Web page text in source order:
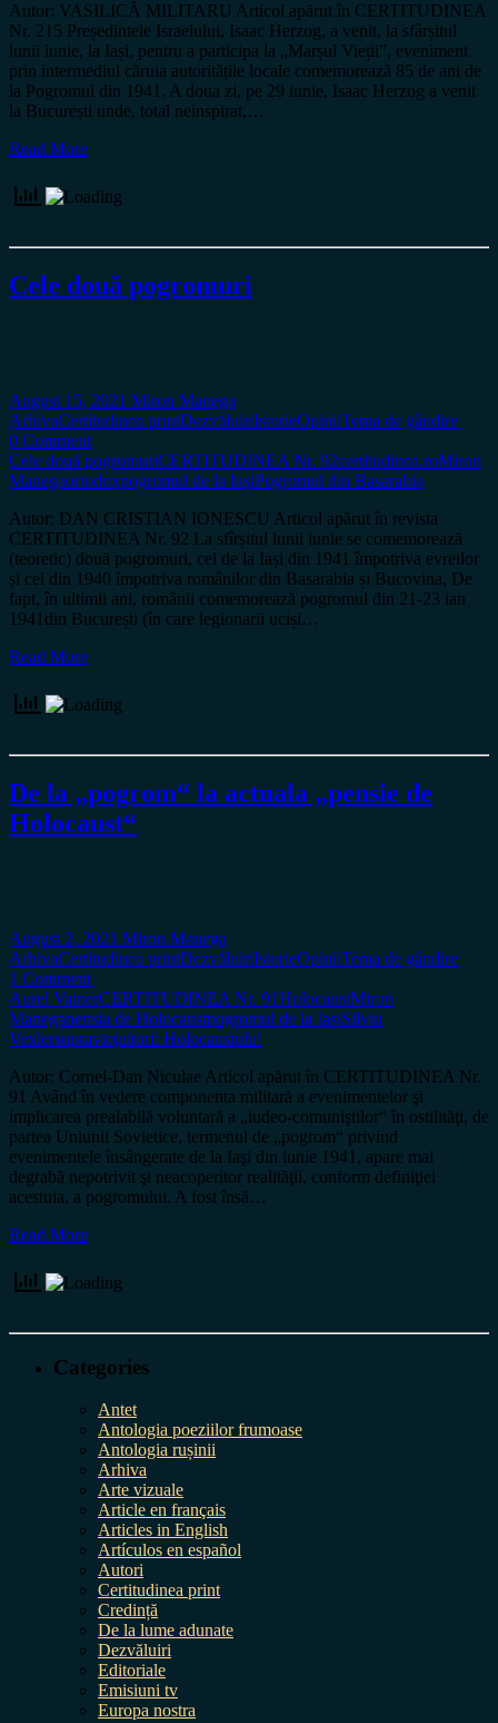
Autor: VASILICĂ MILITARU Articol apărut în CERTITUDINEA
Nr. 215 Președintele Israelului, Isaac Herzog, a venit, la sfârșitul
lunii iunie, la Iași, pentru a participa la „Marșul Vieții”, eveniment
prin intermediul căruia autoritățile locale comemorează 85 de ani de
la Pogromul din 1941. A doua zi, pe 29 iunie, Isaac Herzog a venit
la București unde, total neinspirat,…
Read More
Cele două pogromuri
August 15, 2021 Miron Manega
ArhivaCertitudinea printDezvăluiriIstorieOpiniiTema de gândire
0 Comment
Cele două pogromuriCERTITUDINEA Nr. 92certitudinea.roMiron
Manegaortodoxpogromul de la IașiPogromul din Basarabia
Autor: DAN CRISTIAN IONESCU Articol apărut în revista
CERTITUDINEA Nr. 92 La sfîrșitul lunii iunie se comemorează
(teoretic) două pogromuri, cel de la Iași din 1941 împotriva evreilor
și cel din 1940 împotriva românilor din Basarabia și Bucovina, De
fapt, în ultimii ani, românii comemorează pogromul din 21-23 ian
1941din București (în care legionarii uciși…
Read More
De la „pogrom“ la actuala „pensie de
Holocaust“
August 2, 2021 Miron Manega
ArhivaCertitudinea printDezvăluiriIstorieOpiniiTema de gândire
1 Comment
Aurel VainerCERTITUDINEA Nr. 91HolocaustMiron
Manegapensia de Holocaustpogromul de la IașiSilviu
Vexlersupravieţuitorii Holocaustului
Autor: Cornel-Dan Niculae Articol apărut în CERTITUDINEA Nr.
91 Având în vedere componenta militară a evenimentelor şi
implicarea prealabilă voluntară a „iudeo-comuniştilor“ în ostilităţi, de
partea Uniunii Sovietice, termenul de „pogrom“ privind
evenimentele însângerate de la Iaşi din iunie 1941, apare mai
degrabă nepotrivit şi neacoperitor realităţii, conform definiţiei
acestuia, a pogromului. A fost însă…
Read More
Categories
Antet
Antologia poeziilor frumoase
Antologia rușinii
Arhiva
Arte vizuale
Article en français
Articles in English
Artículos en español
Autori
Certitudinea print
Credință
De la lume adunate
Dezvăluiri
Editoriale
Emisiuni tv
Europa nostra